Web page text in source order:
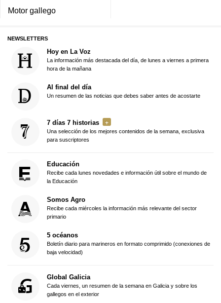
Motor gallego
NEWSLETTERS
Hoy en La Voz
La información más destacada del día, de lunes a viernes a primera
hora de la mañana
Al final del día
Un resumen de las noticias que debes saber antes de acostarte
7 días 7 historias
Una selección de los mejores contenidos de la semana, exclusiva
para suscriptores
Educación
Recibe cada lunes novedades e información útil sobre el mundo de
la Educación
Somos Agro
Recibe cada miércoles la información más relevante del sector
primario
5 océanos
Boletín diario para marineros en formato comprimido (conexiones de
baja velocidad)
Global Galicia
Cada viernes, un resumen de la semana en Galicia y sobre los
gallegos en el exterior